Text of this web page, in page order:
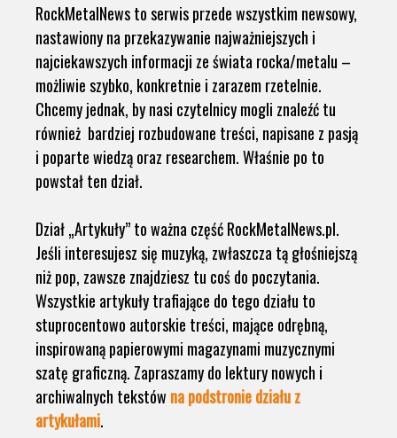
RockMetalNews to serwis przede wszystkim newsowy,
nastawiony na przekazywanie najważniejszych i
najciekawszych informacji ze świata rocka/metalu –
możliwie szybko, konkretnie i zarazem rzetelnie.
Chcemy jednak, by nasi czytelnicy mogli znaleźć tu
również bardziej rozbudowane treści, napisane z pasją
i poparte wiedzą oraz researchem. Właśnie po to
powstał ten dział.
Dział „Artykuły” to ważna część RockMetalNews.pl.
Jeśli interesujesz się muzyką, zwłaszcza tą głośniejszą
niż pop, zawsze znajdziesz tu coś do poczytania.
Wszystkie artykuły trafiające do tego działu to
stuprocentowo autorskie treści, mające odrębną,
inspirowaną papierowymi magazynami muzycznymi
szatę graficzną. Zapraszamy do lektury nowych i
archiwalnych tekstów na podstronie działu z
artykułami.